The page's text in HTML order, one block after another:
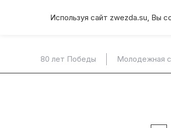
Используя сайт zwezda.su, Вы
80 лет Победы Молодежная